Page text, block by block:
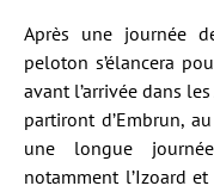
Après une journée
peloton s’élancera
avant l’arrivée dans
partiront d’Embrun,
une longue
notamment l’Izoard